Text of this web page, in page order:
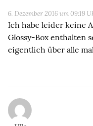
6. Dezember 2016 um 09:19
Ich habe leider keine
Glossy-Box enthalten
eigentlich über alle